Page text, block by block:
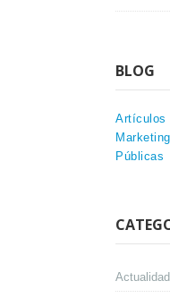
BLOG
Artículos
Públicas
Actualidad